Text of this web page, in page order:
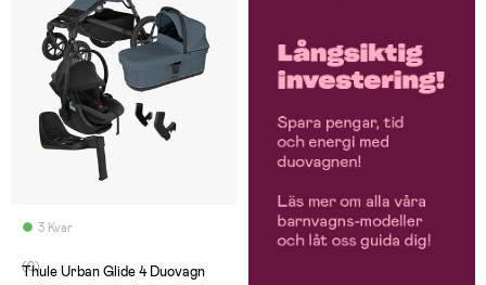
3 Kvar
(0)
Thule Urban Glide 4 Duovagn